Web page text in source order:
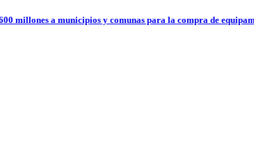
millones a municipios y comunas para la compra de